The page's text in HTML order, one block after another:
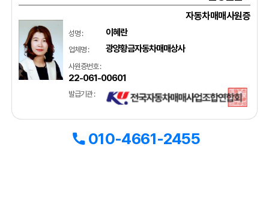
자동차매매사원증
성명 : 이혜란
업체명 : 광양황금자동차매매상사
사원증번호 :
22-061-00601
발급기관 :
010-4661-2455